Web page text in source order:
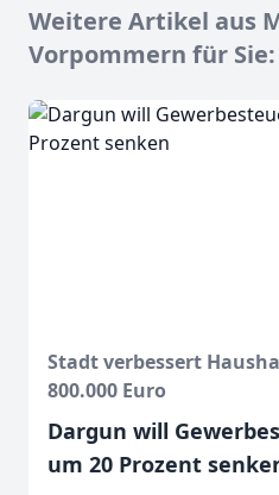
Weitere Artikel aus
Vorpommern für Sie:
Stadt verbessert
800.000 Euro
Dargun will
um 20 Prozent